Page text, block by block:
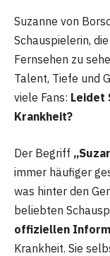
Suzanne von
Schauspielerin,
Fernsehen zu
Talent, Tiefe und
viele Fans: Leidet
Krankheit?
Der Begriff
immer häufiger
was hinter den
beliebten
offiziellen
Krankheit. Sie